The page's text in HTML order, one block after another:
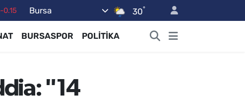
%-14
Bursa 30°
BURSASPOR POLİTİKA
"14